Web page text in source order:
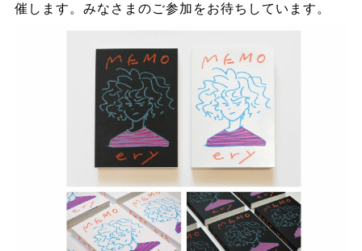
催します。みなさまのご参加をお待ちしています。